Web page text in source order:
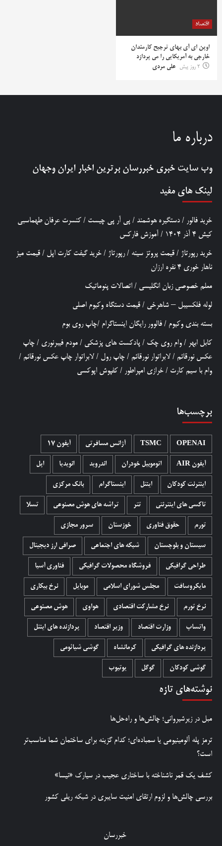
اقتصاد
اوپن ای آی بهای ترجیح کارمندان
خارجی به آمریکایی را می پردازد
2 روز پیش
علی مردی
درباره ما
وب سایت خبری خبررسان برترین اخبار ایران وجهان
لینک های مفید
خرید فالور / دستگیره هوشمند / پی آر پی چیست / کنسرت عرفان طهماسبی
کیش 4 آذر 1404
/ آموزش فارکس
خرید رپورتاژ / قیمت پروتز سینه /رپورتاژ / خرید گیفت کارت اپل / قیمت میز
ناهار خوری 4 نفره ارزان
معلم خصوصی زبان انگلیسی / اتصالات پنوماتیک
لوله فلکسیبل – شاهرخی / قیمت دستگاه وکیوم اصلی
بسته بندی وکیوم / فالوور رایگان اینستاگرام /چاپ روی بوم
کابل ابهر / وام روی چک / پادکست های پزشکی / مودم فیبرنوری / چاپ
عکس نورقائم / لابراتوار نورقائم / چاپ رول / لابراتوار چاپ عکس نورقائم /
وام با سیم کارت / خرازی امپراطور / کفپوش اپوکسی
برچسب‌ها
OPENAI
TSMC آژانس مسافرتی آیفون 17
آیفون AIR اتوموبیل خودران اندروید انویدیا اپل
اینترنت کودکان اینتل اینستاگرام بانک مرکزی
تاکسی های اینترنتی تتر تراشه های هوش مصنوعی تسلا
تورم حقوق فناوری خوزستان سرور مجازی
سیستان و بلوچستان شبکه های اجتماعی صرافی ارز دیجیتال
طراحی گرافیکی فروشگاه محصولات گرافيکی فناوری آسیا
مایکروسافت مجلس شورای اسلامی موبایل نرخ بیکاری
نرخ تورم نرخ مشارکت اقتصادی هواوی هوش مصنوعی
واتساپ وزارت اقتصاد وزیر اقتصاد پردازنده های اینتل
پردازنده های گرافیکی کرمانشاه گوشی شیائومی
گوشی کودکان گوگل یوتیوب
نوشته‌های تازه
مبل در زیرشیروانی؛ چالش‌ها و راه‌حل‌ها
ترمز پله آلومینیومی یا سمباده‌ای؛ کدام گزینه برای ساختمان شما مناسب‌تر
است؟
کشف یک قمر ناشناخته با ساختاری عجیب در سیارک «نیسا»
بررسی چالش‌ها و لزوم ارتقای امنیت سایبری در شبکه ریلی کشور
خبررسان